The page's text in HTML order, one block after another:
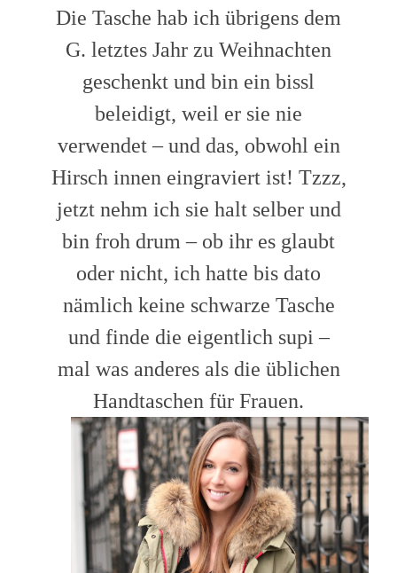
Die Tasche hab ich übrigens dem
G. letztes Jahr zu Weihnachten
geschenkt und bin ein bissl
beleidigt, weil er sie nie
verwendet – und das, obwohl ein
Hirsch innen eingraviert ist! Tzzz,
jetzt nehm ich sie halt selber und
bin froh drum – ob ihr es glaubt
oder nicht, ich hatte bis dato
nämlich keine schwarze Tasche
und finde die eigentlich supi –
mal was anderes als die üblichen
Handtaschen für Frauen.